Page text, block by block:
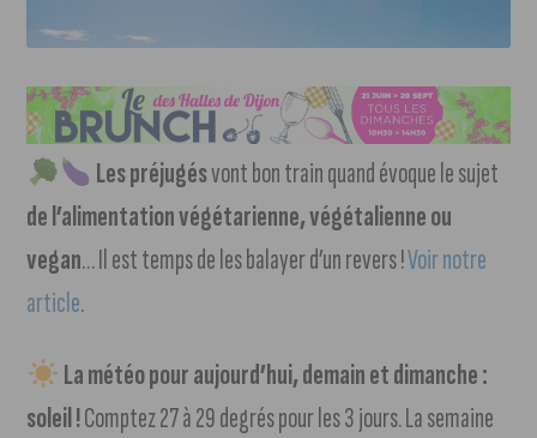
Les préjugésvont bon train quand évoque le sujet
de l’alimentation végétarienne, végétalienne ou
vegan… Il est temps de les balayer d’un revers !Voir notre
article.
La météo pour aujourd’hui, demain et dimanche :
soleil !Comptez 27 à 29 degrés pour les 3 jours. La semaine